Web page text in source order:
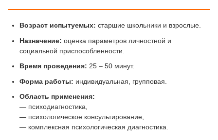
Возраст испытуемых: старшие школьники и взрослые.
Назначение: оценка параметров личностной и
социальной приспособленности.
Время проведения: 25 – 50 минут.
Форма работы: индивидуальная, групповая.
Область применения:
— психодиагностика,
— психологическое консультирование,
— комплексная психологическая диагностика.